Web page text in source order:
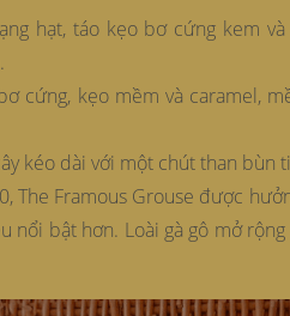
hạt, táo kẹo bơ cứng kem
cứng, kẹo mềm và caramel,
kéo dài với một chút than bùn
The Framous Grouse được
nổi bật hơn. Loài gà gô mở